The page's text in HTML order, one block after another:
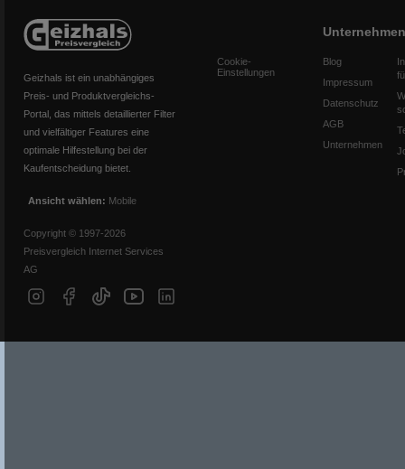
Geizhals ist ein unabhängiges
Preis- und Produktvergleichs-
Portal, das mittels detaillierter Filter
und vielfältiger Features eine
optimale Hilfestellung bei der
Kaufentscheidung bietet.
Ansicht wählen: Mobile
Copyright © 1997-2026
Preisvergleich Internet Services
AG
Cookie-
Einstellungen
Unternehmen
Blog
Impressum
Datenschutz
AGB
Unternehmen